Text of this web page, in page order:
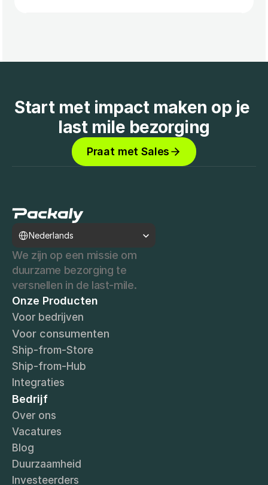
Start met impact maken op je
last mile bezorging
Praat met Sales
Nederlands
We zijn op een missie om
duurzame bezorging te
versnellen in de last-mile.
Onze Producten
Voor bedrijven
Voor consumenten
Ship-from-Store
Ship-from-Hub
Integraties
Bedrijf
Over ons
Vacatures
Blog
Duurzaamheid
Investeerders